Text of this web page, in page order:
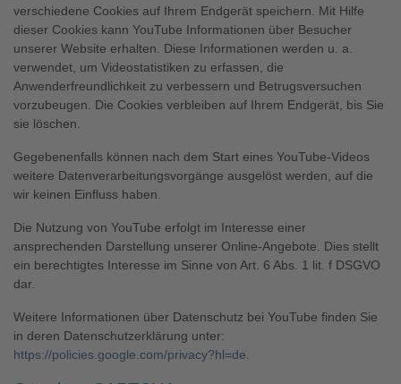
verschiedene Cookies auf Ihrem Endgerät speichern. Mit Hilfe
dieser Cookies kann YouTube Informationen über Besucher
unserer Website erhalten. Diese Informationen werden u. a.
verwendet, um Videostatistiken zu erfassen, die
Anwenderfreundlichkeit zu verbessern und Betrugsversuchen
vorzubeugen. Die Cookies verbleiben auf Ihrem Endgerät, bis Sie
sie löschen.
Gegebenenfalls können nach dem Start eines YouTube-Videos
weitere Datenverarbeitungsvorgänge ausgelöst werden, auf die
wir keinen Einfluss haben.
Die Nutzung von YouTube erfolgt im Interesse einer
ansprechenden Darstellung unserer Online-Angebote. Dies stellt
ein berechtigtes Interesse im Sinne von Art. 6 Abs. 1 lit. f DSGVO
dar.
Weitere Informationen über Datenschutz bei YouTube finden Sie
in deren Datenschutzerklärung unter:
https://policies.google.com/privacy?hl=de